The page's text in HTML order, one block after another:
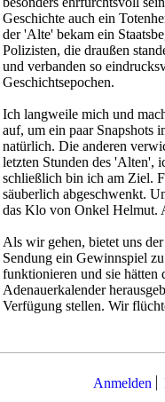
Geschichte auch ein
der 'Alte' bekam ein
Polizisten, die draußen
und verbanden so
Geschichtsepochen.
Ich langweile mich und
auf, um ein paar Snapshots
natürlich. Die anderen
letzten Stunden des 'Alten',
schließlich bin ich am Ziel.
säuberlich abgeschwenkt.
das Klo von Onkel Helmut.
Als wir gehen, bietet uns
Sendung ein Gewinnspiel
funktionieren und sie hätten
Adenauerkalender
Verfügung stellen. Wir
Anmelden